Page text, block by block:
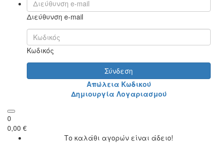
Διεύθυνση e-mail
Κωδικός
Σύνδεση
Απώλεια Κωδικού
Δημιουργία Λογαριασμού
0
0,00 €
Το καλάθι αγορών είναι άδειο!